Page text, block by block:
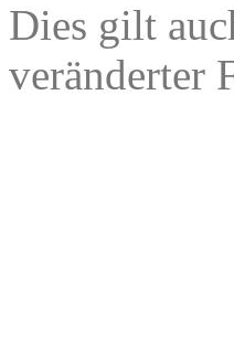
Dies gilt
veränderter